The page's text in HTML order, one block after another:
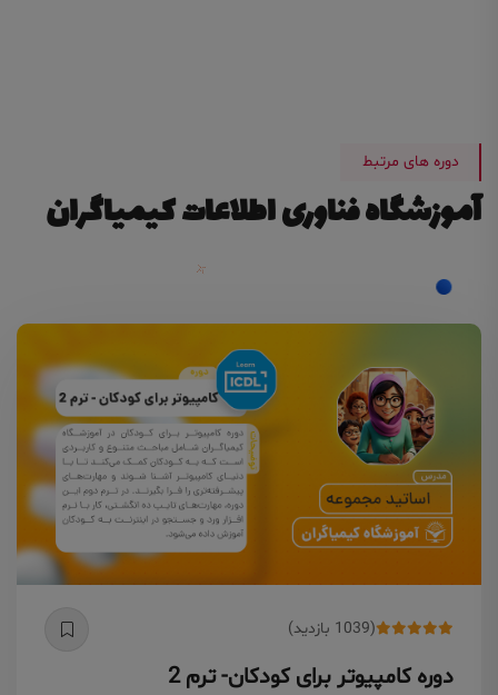
دوره های مرتبط
آموزشگاه فناوری اطلاعات کیمیاگران
(1039 بازدید)
دوره کامپیوتر برای کودکان- ترم 2